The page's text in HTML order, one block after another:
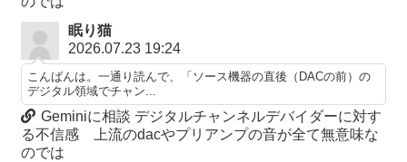
眠り猫
2026.07.23 19:24
こんばんは。一通り読んで、「ソース機器の直後（DACの前）の
デジタル領域でチャン...
Geminiに相談 デジタルチャンネルデバイダーに対す
る不信感 上流のdacやプリアンプの音が全て無意味な
のでは